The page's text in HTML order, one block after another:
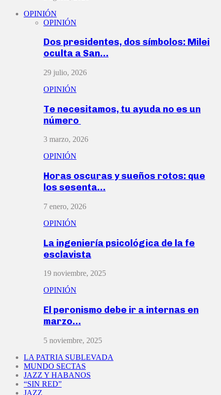
OPINIÓN
OPINIÓN
Dos presidentes, dos símbolos: Milei
oculta a San…
29 julio, 2026
OPINIÓN
Te necesitamos, tu ayuda no es un
número
3 marzo, 2026
OPINIÓN
Horas oscuras y sueños rotos: que
los sesenta…
7 enero, 2026
OPINIÓN
La ingeniería psicológica de la fe
esclavista
19 noviembre, 2025
OPINIÓN
El peronismo debe ir a internas en
marzo…
5 noviembre, 2025
LA PATRIA SUBLEVADA
MUNDO SECTAS
JAZZ Y HABANOS
“SIN RED”
JAZZ